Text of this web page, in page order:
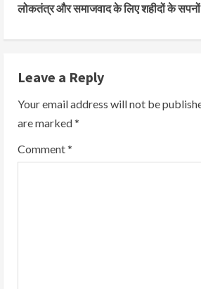
लोकतंत्र और समाजवाद के लिए शहीदों के
Leave a Reply
Your email address will not be
are marked*
Comment*